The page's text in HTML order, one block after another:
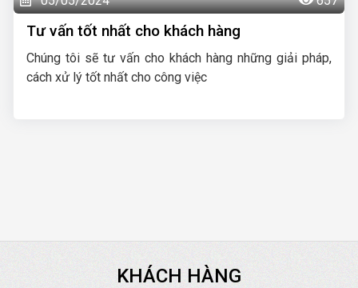
Tư vấn tốt nhất cho khách hàng
Chúng tôi sẽ tư vấn cho khách hàng những giải pháp,
cách xử lý tốt nhất cho công việc
KHÁCH HÀNG